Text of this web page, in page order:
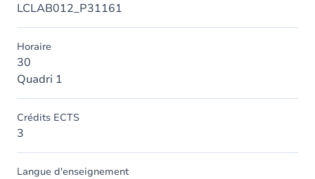
LCLAB012_P31161
Horaire
30
Quadri 1
Crédits ECTS
3
Langue d'enseignement